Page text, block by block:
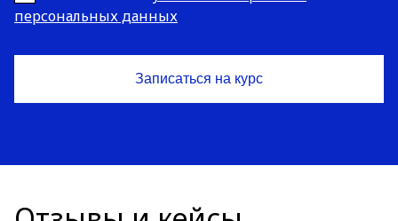
персональных данных